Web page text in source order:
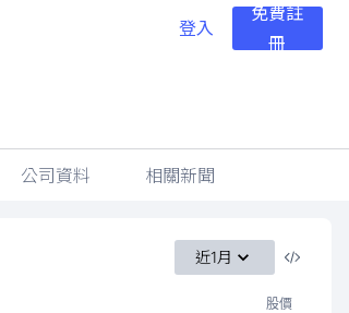
登入
免費註
冊
公司資料 相關新聞
近1月